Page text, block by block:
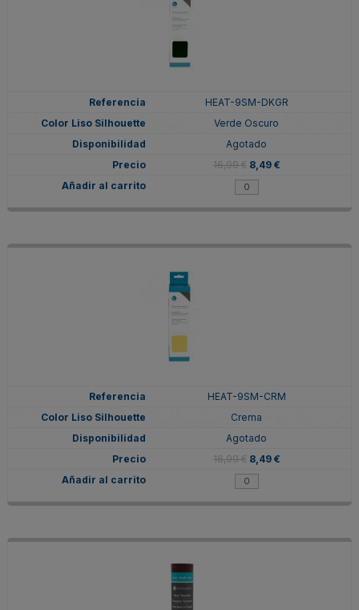
HEAT-9SM-DKGR
Verde Oscuro
Agotado
16,99 € 8,49 €
HEAT-9SM-CRM
Crema
Agotado
16,99 € 8,49 €